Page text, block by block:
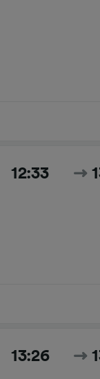
12:33
13:26